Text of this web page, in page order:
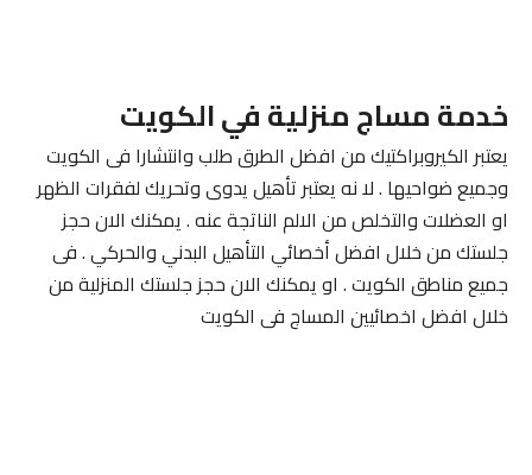
خدمة مساج منزلية في الكويت
يعتبر الكيروبراكتيك من افضل الطرق طلب وانتشارا فى الكويت
وجميع ضواحيها . لا نه يعتبر تأهيل يدوى وتحريك لفقرات الظهر
او العضلات والتخلص من الالم الناتجة عنه . يمكنك الان حجز
جلستك من خلال افضل أخصائي التأهيل البدني والحركي . فى
جميع مناطق الكويت . او يمكنك الان حجز جلستك المنزلية من
خلال افضل اخصائيين المساج فى الكويت